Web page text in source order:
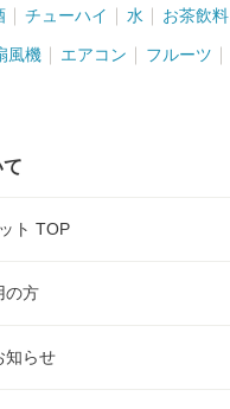
チューハイ 水 お茶飲料
風機 エアコン フルーツ
ト TOP
の方
知らせ